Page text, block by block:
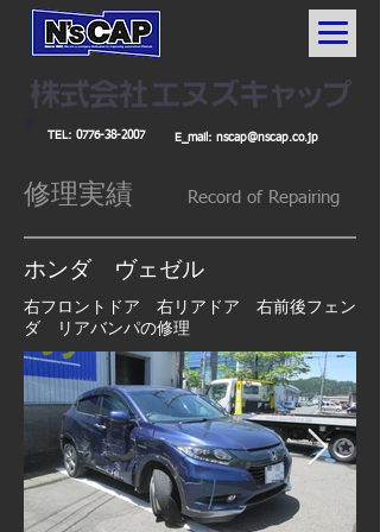
TEL: 0776-38-2007 E_mail: nscap@nscap.co.jp
修理実績 Record of Repairing
ホンダ ヴェゼル
右フロントドア 右リアドア 右前後フェン
ダ リアバンパの修理